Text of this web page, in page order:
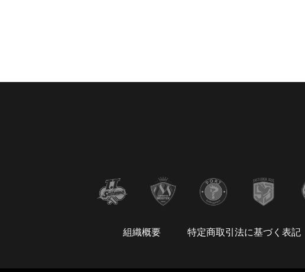
組織概要 特定商取引法に基づく表記